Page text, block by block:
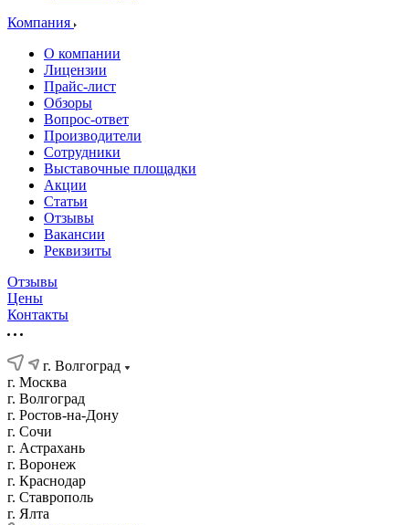
Компания
О компании
Лицензии
Прайс-лист
Обзоры
Вопрос-ответ
Производители
Сотрудники
Выставочные площадки
Акции
Статьи
Отзывы
Вакансии
Реквизиты
Отзывы
Цены
Контакты
г. Волгоград
г. Москва
г. Волгоград
г. Ростов-на-Дону
г. Сочи
г. Астрахань
г. Воронеж
г. Краснодар
г. Ставрополь
г. Ялта